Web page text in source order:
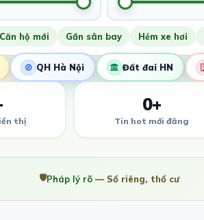
Căn hộ mới Gần sân bay Hẻm xe hơi
QH Hà Nội Đất đai HN
thị
0+
Tin hot mới đăng
🛡️Pháp lý rõ — Sổ riêng, thổ cư